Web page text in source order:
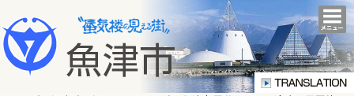
文
へ
移
こ
か